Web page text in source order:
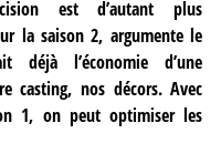
est d’autant plus
la saison 2, argumente le
l’économie d’une
casting, nos décors. Avec
1, on peut optimiser les